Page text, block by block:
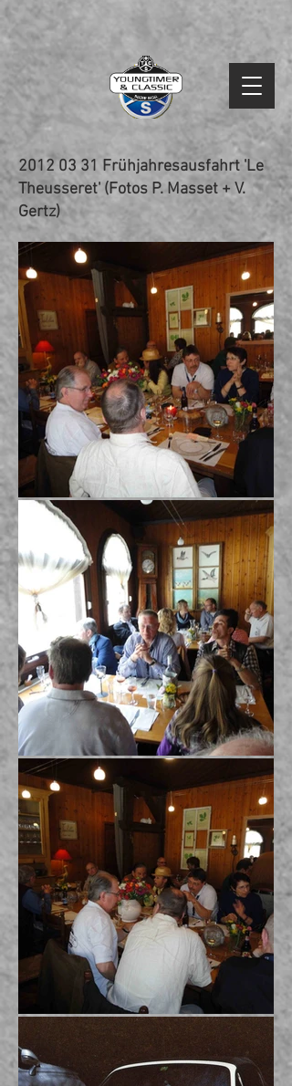
2012 03 31 Frühjahresausfahrt 'Le
Theusseret' (Fotos P. Masset + V.
Gertz)